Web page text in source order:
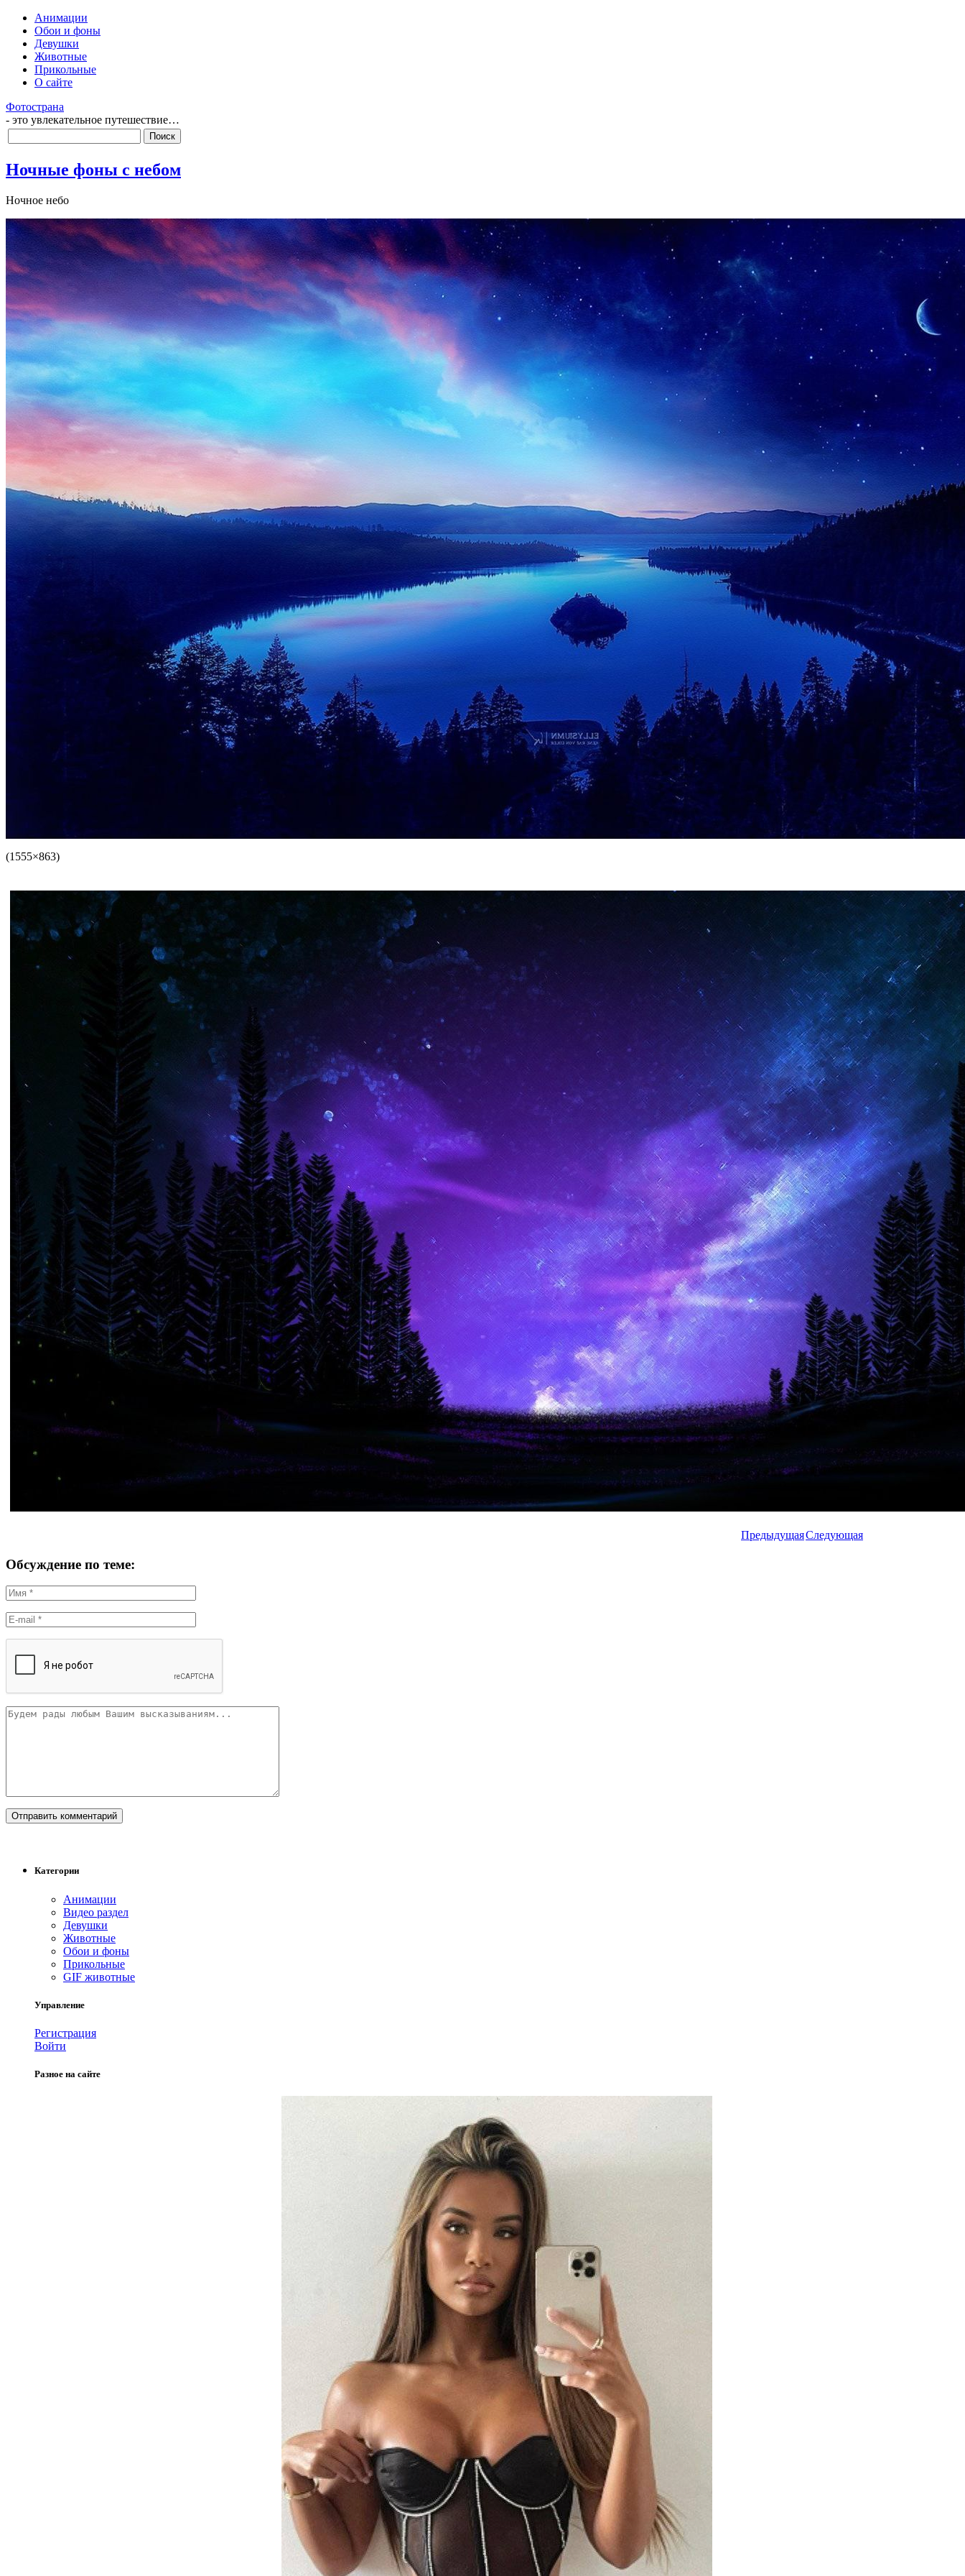
Анимации
Обои и фоны
Девушки
Животные
Прикольные
О сайте
Фотострана
- это увлекательное путешествие…
Ночные фоны с небом
Ночное небо
(1555×863)
ПредыдущаяСледующая
Обсуждение по теме:
Категории
Анимации
Видео раздел
Девушки
Животные
Обои и фоны
Прикольные
GIF животные
Управление
Регистрация
Войти
Разное на сайте